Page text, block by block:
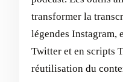
transformer la
légendes
Twitter et en scripts
réutilisation du